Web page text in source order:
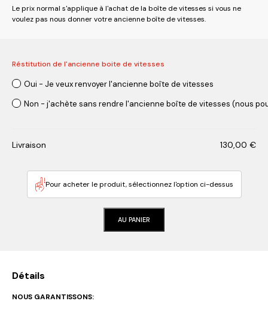
Le prix normal s'applique à l'achat de la boîte de vitesses si vous ne
voulez pas nous donner votre ancienne boîte de vitesses.
Réstitution de l'ancienne boite de vitesses
Oui - Je veux renvoyer l'ancienne boîte de vitesses
Non - j'achète sans rendre l'ancienne boîte de vitesses (nous
Livraison 130,00 €
Pour acheter le produit, sélectionnez l'option ci-dessus
AU PANIER
Détails
NOUS GARANTISSONS: